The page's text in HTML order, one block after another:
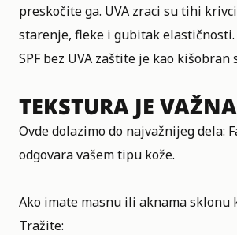
preskočite ga. UVA zraci su tihi
starenje, fleke i gubitak
SPF bez UVA zaštite je kao kišobran
TEKSTURA JE VAŽNA
Ovde dolazimo do najvažnijeg dela:
odgovara vašem tipu kože.
Ako imate masnu ili aknama sklonu
Tražite: